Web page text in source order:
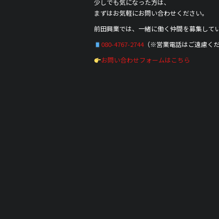
少しでも気になった方は、
まずはお気軽にお問い合わせください。
前田興業では、一緒に働く仲間を募集してい
080-4767-2744（※営業電話はご遠慮くだ
お問い合わせフォームはこちら